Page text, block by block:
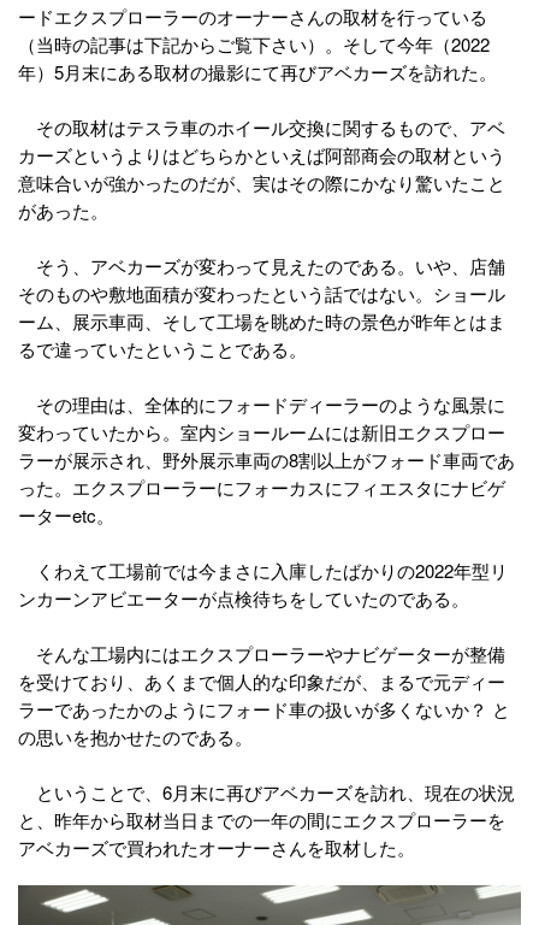
ードエクスプローラーのオーナーさんの取材を行っている
（当時の記事は下記からご覧下さい）。そして今年（2022
年）5月末にある取材の撮影にて再びアベカーズを訪れた。
その取材はテスラ車のホイール交換に関するもので、アベ
カーズというよりはどちらかといえば阿部商会の取材という
意味合いが強かったのだが、実はその際にかなり驚いたこと
があった。
そう、アベカーズが変わって見えたのである。いや、店舗
そのものや敷地面積が変わったという話ではない。ショール
ーム、展示車両、そして工場を眺めた時の景色が昨年とはま
るで違っていたということである。
その理由は、全体的にフォードディーラーのような風景に
変わっていたから。室内ショールームには新旧エクスプロー
ラーが展示され、野外展示車両の8割以上がフォード車両であ
った。エクスプローラーにフォーカスにフィエスタにナビゲ
ーターetc。
くわえて工場前では今まさに入庫したばかりの2022年型リ
ンカーンアビエーターが点検待ちをしていたのである。
そんな工場内にはエクスプローラーやナビゲーターが整備
を受けており、あくまで個人的な印象だが、まるで元ディー
ラーであったかのようにフォード車の扱いが多くないか？ と
の思いを抱かせたのである。
ということで、6月末に再びアベカーズを訪れ、現在の状況
と、昨年から取材当日までの一年の間にエクスプローラーを
アベカーズで買われたオーナーさんを取材した。